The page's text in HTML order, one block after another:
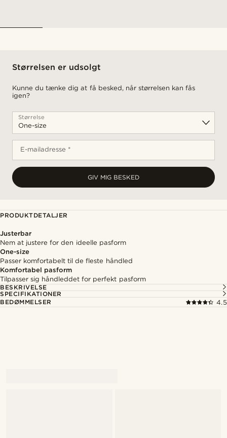
Størrelsen er udsolgt
Kunne du tænke dig at få besked, når størrelsen kan fås
igen?
Størrelse
E-mailadresse *
GIV MIG BESKED
PRODUKTDETALJER
Justerbar
Nem at justere for den ideelle pasform
One-size
Passer komfortabelt til de fleste håndled
Komfortabel pasform
Tilpasser sig håndleddet for perfekt pasform
BESKRIVELSE
SPECIFIKATIONER
BEDØMMELSER
4.5